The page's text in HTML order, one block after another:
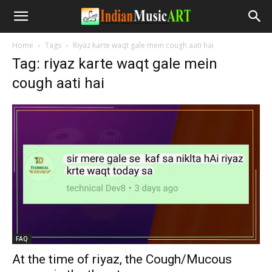
Home Tags Riyaz karte waqt gale mein cough aati hai
Tag: riyaz karte waqt gale mein
cough aati hai
FAQ
At the time of riyaz, the Cough/Mucous